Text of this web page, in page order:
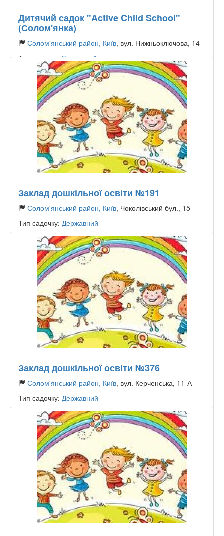
Дитячий садок "Active Child School"
(Солом'янка)
Солом'янський район, Київ, вул. Нижньоключова, 14
Тип садочку:Приватний
Заклад дошкільної освіти №191
Солом'янський район, Київ, Чоколівський бул., 15
Тип садочку: Державний
Заклад дошкільної освіти №376
Солом'янський район, Київ, вул. Керченська, 11-А
Тип садочку: Державний